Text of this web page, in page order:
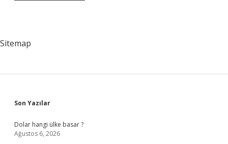
Sitemap
Sidebar
Son Yazılar
Dolar hangi ülke basar ?
Ağustos 6, 2026